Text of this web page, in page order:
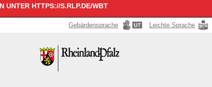
UNTER HTTPS://S.RLP.DE/WBT
Gebärdensprache Leichte Sprache
Rheinland-
Pfalz